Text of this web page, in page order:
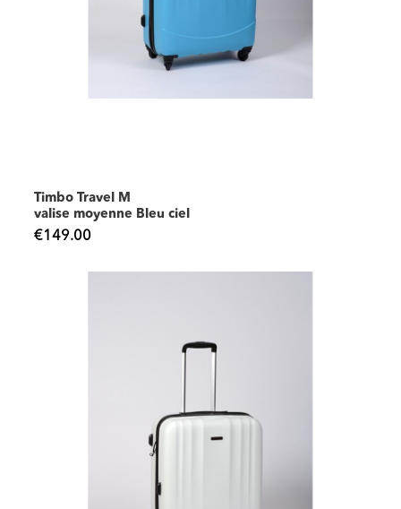
Timbo Travel M
valise moyenne Bleu ciel
€149.00